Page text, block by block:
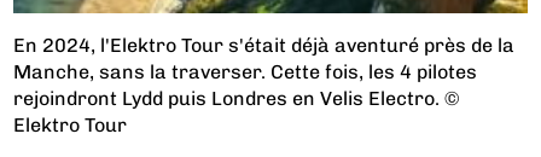
En 2024, l'Elektro Tour s'était déjà aventuré près de la
Manche, sans la traverser. Cette fois, les 4 pilotes
rejoindront Lydd puis Londres en Velis Electro. ©
Elektro Tour